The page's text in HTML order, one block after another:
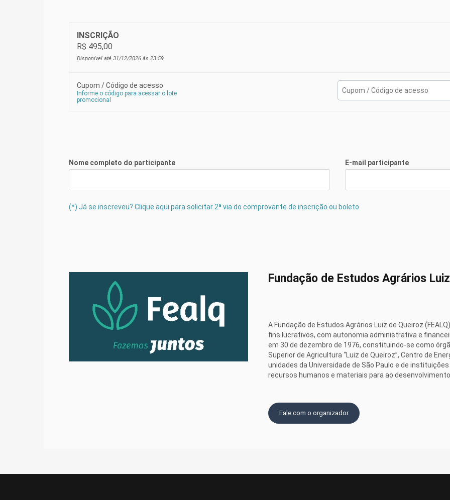
Evandro Maia Ferreira
[Instalações para Terminação de Cordeiros em Confinamento] Tipos de Piso e Dimensionamento de
[Vantagens do Confinamento em Relação a Outros Sistemas de Terminação] Confinamento vs. Pasto
- Profº Dr. Evandro Maia Ferreira
[Vantagens do Confinamento em Relação a Outros Sistemas de Terminação]Suplementação de cordeiros
Dr. Evandro Maia Ferreira
[Exigências Nutricionais de Cordeiros] Exigências energéticas de cordeiros - Dr. Daniel Montanher Polizel
INSCRIÇÃO
R$ 495,00
Disponível até 31/12/2026 às 23:59
Cupom / Código de acesso
Informe o código para acessar o lote
promocional
Nome completo do participante E-mail participante
(*) Já se inscreveu? Clique aqui para solicitar 2ª via do comprovante de inscrição ou boleto
Fundação de Estudos Agrários
A Fundação de Estudos Agrários Luiz de Queiroz
fins lucrativos, com autonomia administrativa e
em 30 de dezembro de 1976, constituindo-se como
Superior de Agricultura “Luiz de Queiroz”, Centro de
unidades da Universidade de São Paulo e de
recursos humanos e materiais para ao
Fale com o organizador